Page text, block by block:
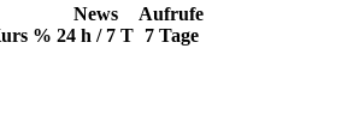
%
News
24 h / 7 T
Aufrufe
7 Tage